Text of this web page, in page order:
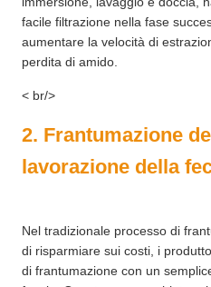
facile filtrazione nella fase
aumentare la velocità di
perdita di amido.
< br/>
2. Frantumazione
lavorazione della
Nel tradizionale processo di
di risparmiare sui costi, i
di frantumazione con un